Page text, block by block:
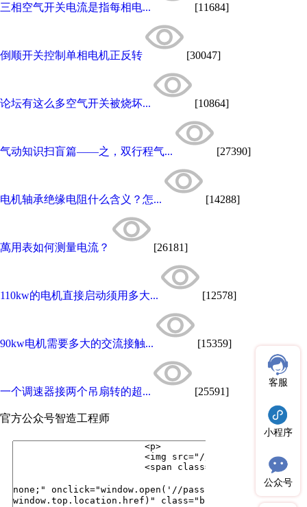
三相空气开关电流是指每相电... [11684]
倒顺开关控制单相电机正反转 [30047]
论坛有这么多空气开关被烧坏... [10864]
气动知识扫盲篇——之，双行程气... [27390]
电机轴承绝缘电阻什么含义？怎... [14288]
萬用表如何测量电流？ [26181]
110kw的电机直接启动须用多大... [12578]
90kw电机需要多大的交流接触... [15359]
一个调速器接两个吊扇转的超... [25591]
官方公众号智造工程师
客服
小程序
公众号